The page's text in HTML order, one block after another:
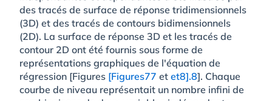
des tracés de surface de réponse tridimensionnels
(3D) et des tracés de contours bidimensionnels
(2D). La surface de réponse 3D et les tracés de
contour 2D ont été fournis sous forme de
représentations graphiques de l'équation de
régression [Figures [Figures77 etet8].8]. Chaque
courbe de niveau représentait un nombre infini de